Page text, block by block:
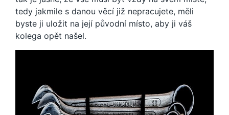
tedy jakmile s danou věcí již nepracujete, měli
byste ji uložit na její původní místo, aby ji váš
kolega opět našel.